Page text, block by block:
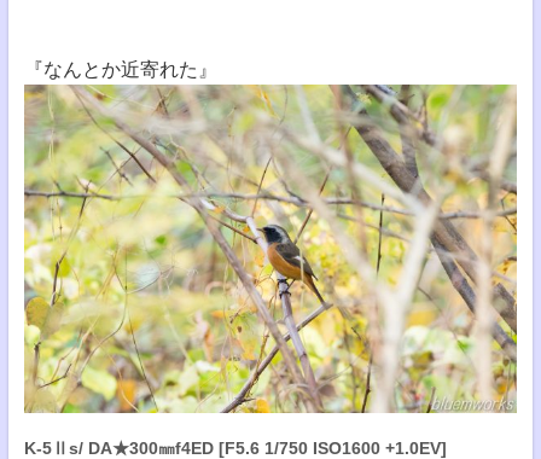
『なんとか近寄れた』
K-5Ⅱs/ DA★300㎜f4ED [F5.6 1/750 ISO1600 +1.0EV]